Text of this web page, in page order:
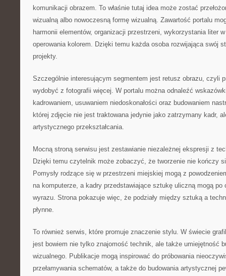
komunikacji obrazem. To właśnie tutaj idea może zostać
wizualną albo nowoczesną formę wizualną. Zawartość portalu
harmonii elementów, organizacji przestrzeni, wykorzystania liter
operowania kolorem. Dzięki temu każda osoba rozwijająca swój
projekty.
Szczególnie interesującym segmentem jest retusz obrazu, czyli
wydobyć z fotografii więcej. W portalu można odnaleźć
kadrowaniem, usuwaniem niedoskonałości oraz budowaniem
której zdjęcie nie jest traktowana jedynie jako zatrzymany kadr,
artystycznego przekształcania.
Mocną stroną serwisu jest zestawianie niezależnej ekspresji z
Dzięki temu czytelnik może zobaczyć, że tworzenie nie kończy
Pomysły rodzące się w przestrzeni miejskiej mogą z
na komputerze, a kadry przedstawiające sztukę uliczną mogą po
wyrazu. Strona pokazuje więc, że podziały między sztuką a
płynne.
To również serwis, które promuje znaczenie stylu. W świecie
jest bowiem nie tylko znajomość technik, ale także umiejętność
wizualnego. Publikacje mogą inspirować do próbowania
przełamywania schematów, a także do budowania artystycznej